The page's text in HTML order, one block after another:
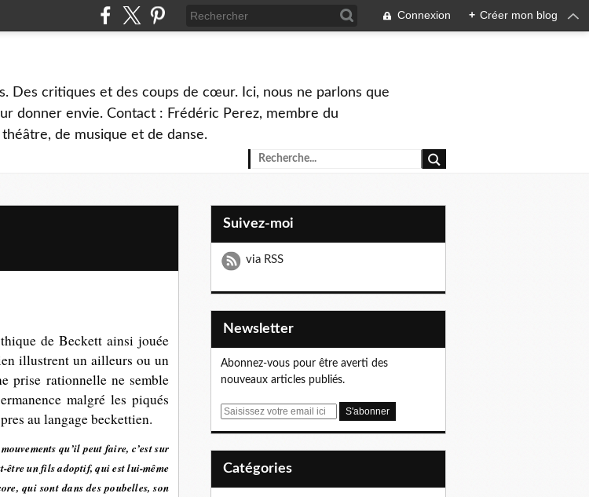
Connexion + Créer mon blog
Des critiques et des coups de cœur. Ici, nous ne parlons que
donner envie. Contact : Frédéric Perez, membre du
de musique et de danse.
de Beckett ainsi jouée
illustrent un ailleurs ou un
prise rationnelle ne semble
malgré les piqués
au langage beckettien.
qu’il peut faire, c’est sur
être un fils adoptif, qui est lui-même
qui sont dans des poubelles, son
Suivez-moi
via RSS
Newsletter
Abonnez-vous pour être averti des
nouveaux articles publiés.
E
Catégories